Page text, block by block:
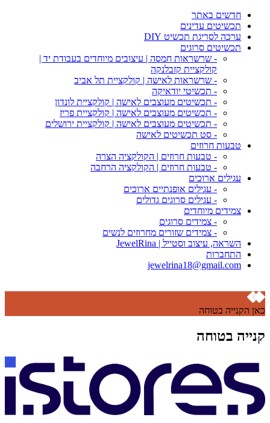
חדשים באתר
תכשיטים עדינים
ערכה לסריגת תכשיט DIY
תכשיטים סרוגים
- שרשראות חמסה | עיצובים מיוחדים בעבודת יד |
קולקציית קזבלנקה
- שרשראות לאישה | קולקציית תל אביב
- תכשיטי יודאיקה
- תכשיטים מעוצבים לאישה | קולקציית לונדון
- תכשיטים מעוצבים לאישה | קולקציית פריז
- תכשיטים מעוצבים לאישה | קולקציית ירושלים
- סט תכשיטים לאישה
טבעות חרוזים
- טבעות חרוזים | הקולקציה הצרה
- טבעות חרוזים | הקולקציה הרחבה
עגילים ארוכים
- עגילים אופנתיים ארוכים
- עגילים סרוגים גדולים
צמידים מיוחדים
- צמידים סרוגים
- צמידים שזורים מחרוזים לנשים
השראה, עיצוב וסטייל | JewelRina
התחברות
jewelrina18@gmail.com
כאן הקנייה בטוחה
קנייה בטוחה